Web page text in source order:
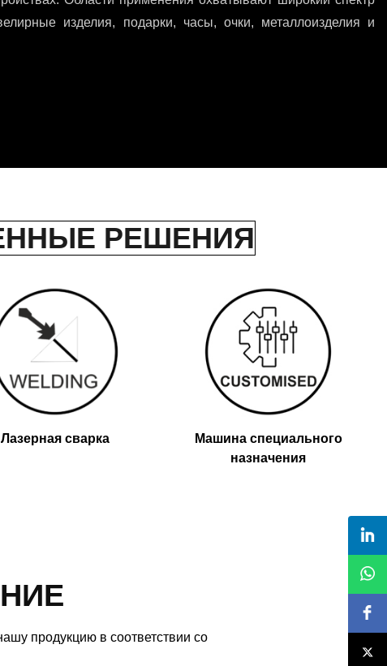
изделия, подарки, часы, очки, металлоизделия и
РЕШЕНИЯ
Лазерная сварка
Машина специального
назначения
продукцию в соответствии со